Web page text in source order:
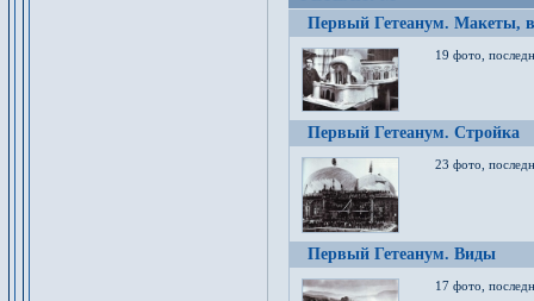
Первый Гетеанум. Макеты,
19 фото,
Первый Гетеанум. Стройка
23 фото,
Первый Гетеанум. Виды
17 фото,